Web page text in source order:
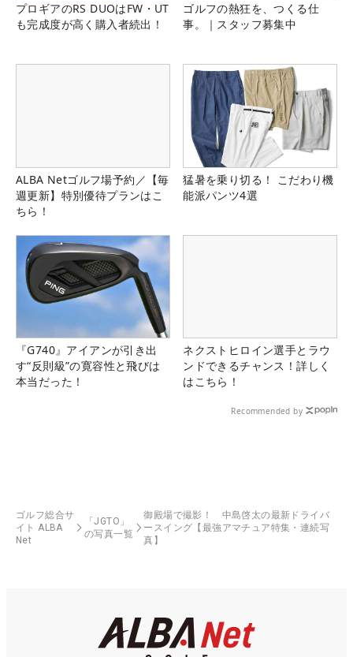
プロギアのRS DUOはFW・UT
も完成度が高く購入者続出！
ゴルフの熱狂を、つくる仕
事。｜スタッフ募集中
ALBA Netゴルフ場予約／【毎
週更新】特別優待プランはこ
ちら！
猛暑を乗り切る！ こだわり機
能派パンツ4選
『G740』アイアンが引き出
す“反則級”の寛容性と飛びは
本当だった！
ネクストヒロイン選手とラウ
ンドできるチャンス！詳しく
はこちら！
Recommended by
ゴルフ総合サ
イト ALBA
Net
「JGTO」
の写真一覧
御殿場で撮影！ 中島啓太の最新ドライバ
ースイング【最強アマチュア特集・連続写
真】